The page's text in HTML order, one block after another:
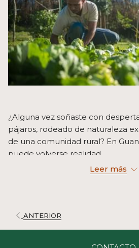
¿Alguna vez soñaste con
pájaros, rodeado de naturaleza
de una comunidad rural? En
puede volverse realidad.
Imagina levantarte con el canto
del estrés diario y sumergirte en
Leer más
ANTERIOR